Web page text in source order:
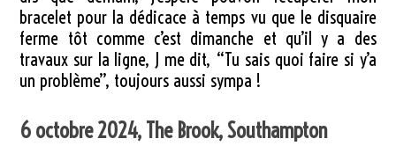
bracelet pour la dédicace à temps vu que le disquaire
ferme tôt comme c’est dimanche et qu’il y a des
travaux sur la ligne, J me dit, “Tu sais quoi faire si y’a
un problème”, toujours aussi sympa !
6 octobre 2024, The Brook, Southampton